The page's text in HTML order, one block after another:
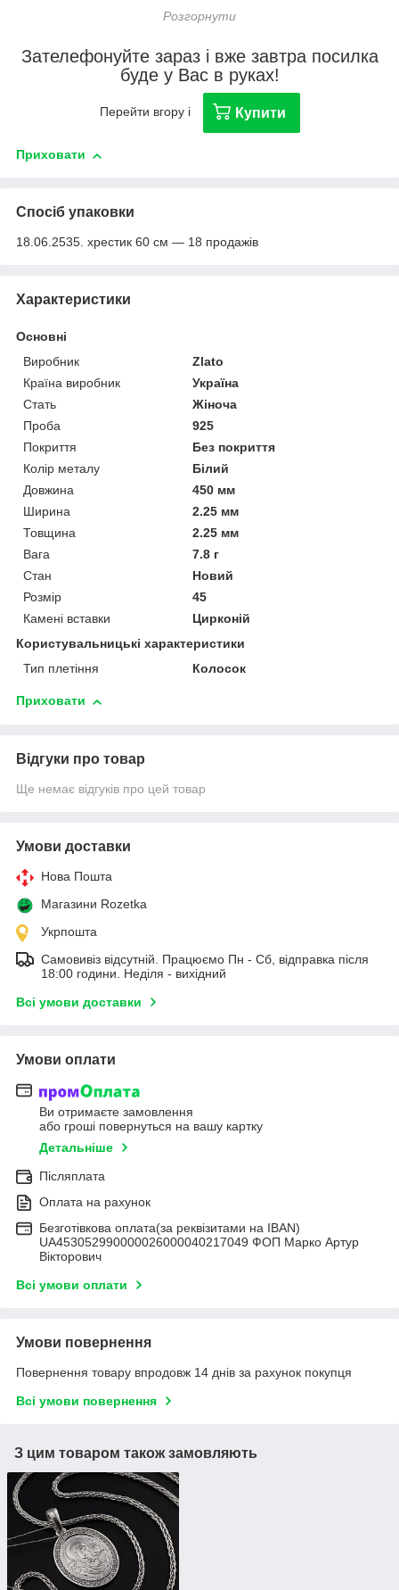
Зателефонуйте зараз і вже завтра посилка
буде у Вас в руках!
Перейти вгору і Купити
Приховати
Спосіб упаковки
18.06.2535. хрестик 60 см — 18 продажів
Характеристики
Основні
Виробник
Zlato
Країна виробник
Україна
Стать
Жіноча
Проба
925
Покриття
Без покриття
Колір металу
Білий
Довжина
450 мм
Ширина
2.25 мм
Товщина
2.25 мм
Вага
7.8 г
Стан
Новий
Розмір
45
Камені вставки
Цирконій
Користувальницькі характеристики
Тип плетіння
Колосок
Приховати
Відгуки про товар
Ще немає відгуків про цей товар
Умови доставки
Нова Пошта
Магазини Rozetka
Укрпошта
Самовивіз відсутній. Працюємо Пн - Сб, відправка після
18:00 години. Неділя - вихідний
Всі умови доставки
Умови оплати
Ви отримаєте замовлення
або гроші повернуться на вашу картку
Детальніше
Післяплата
Оплата на рахунок
Безготівкова оплата(за реквізитами на IBAN)
UA453052990000026000040217049 ФОП Марко Артур
Вікторович
Всі умови оплати
Умови повернення
Повернення товару впродовж 14 днів за рахунок покупця
Всі умови повернення
З цим товаром також замовляють